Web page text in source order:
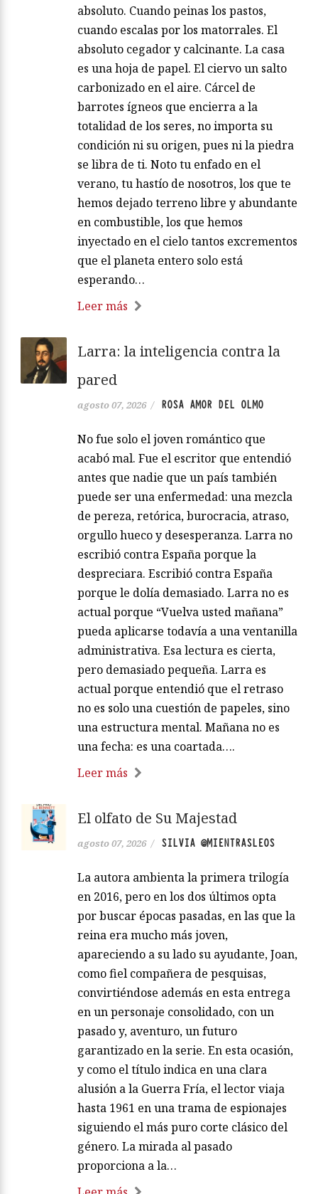
absoluto. Cuando peinas los pastos,
cuando escalas por los matorrales. El
absoluto cegador y calcinante. La casa
es una hoja de papel. El ciervo un salto
carbonizado en el aire. Cárcel de
barrotes ígneos que encierra a la
totalidad de los seres, no importa su
condición ni su origen, pues ni la piedra
se libra de ti. Noto tu enfado en el
verano, tu hastío de nosotros, los que te
hemos dejado terreno libre y abundante
en combustible, los que hemos
inyectado en el cielo tantos excrementos
que el planeta entero solo está
esperando…
Leer más
Larra: la inteligencia contra la
pared
agosto 07, 2026 / ROSA AMOR DEL OLMO
No fue solo el joven romántico que
acabó mal. Fue el escritor que entendió
antes que nadie que un país también
puede ser una enfermedad: una mezcla
de pereza, retórica, burocracia, atraso,
orgullo hueco y desesperanza. Larra no
escribió contra España porque la
despreciara. Escribió contra España
porque le dolía demasiado. Larra no es
actual porque “Vuelva usted mañana”
pueda aplicarse todavía a una ventanilla
administrativa. Esa lectura es cierta,
pero demasiado pequeña. Larra es
actual porque entendió que el retraso
no es solo una cuestión de papeles, sino
una estructura mental. Mañana no es
una fecha: es una coartada….
Leer más
El olfato de Su Majestad
agosto 07, 2026 / SILVIA @MIENTRASLEOS
La autora ambienta la primera trilogía
en 2016, pero en los dos últimos opta
por buscar épocas pasadas, en las que la
reina era mucho más joven,
apareciendo a su lado su ayudante, Joan,
como fiel compañera de pesquisas,
convirtiéndose además en esta entrega
en un personaje consolidado, con un
pasado y, aventuro, un futuro
garantizado en la serie. En esta ocasión,
y como el título indica en una clara
alusión a la Guerra Fría, el lector viaja
hasta 1961 en una trama de espionajes
siguiendo el más puro corte clásico del
género. La mirada al pasado
proporciona a la…